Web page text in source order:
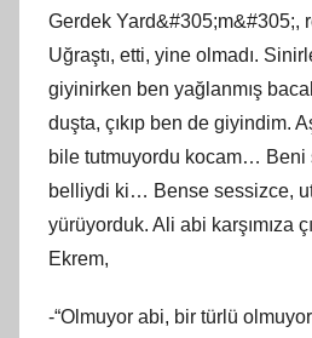
Gerdek
Uğraştı, etti, yine olmadı.
giyinirken ben yağlanmış
duşta, çıkıp ben de giyindim.
bile tutmuyordu kocam… Beni
belliydi ki… Bense sessizce,
yürüyorduk. Ali abi karşımıza
Ekrem,
-“Olmuyor abi, bir türlü